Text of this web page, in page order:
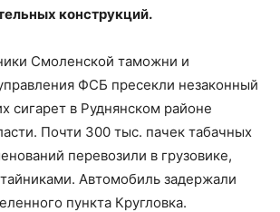
конструкций.
Смоленской таможни и
ФСБ пресекли незаконный
сигарет в Руднянском районе
Почти 300 тыс. пачек табачных
перевозили в грузовике,
Автомобиль задержали
пункта Кругловка.